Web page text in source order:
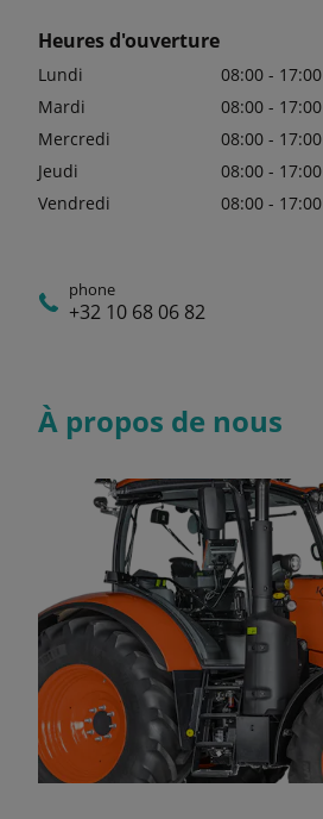
Heures d'ouverture
Lundi
08:00 - 17:00
Mardi
08:00 - 17:00
Mercredi
08:00 - 17:00
Jeudi
08:00 - 17:00
Vendredi
08:00 - 17:00
phone
+32 10 68 06 82
À propos de nous